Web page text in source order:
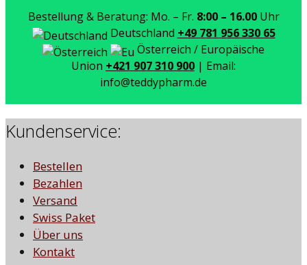
Bestellung & Beratung: Mo. – Fr. 8:00 – 16.00Uhr
Deutschland +49 781 956 330 65
Österreich / Europäische
Union +421 907 310 900 | Email:
info@teddypharm.de
Kundenservice:
Bestellen
Bezahlen
Versand
Swiss Paket
Über uns
Kontakt